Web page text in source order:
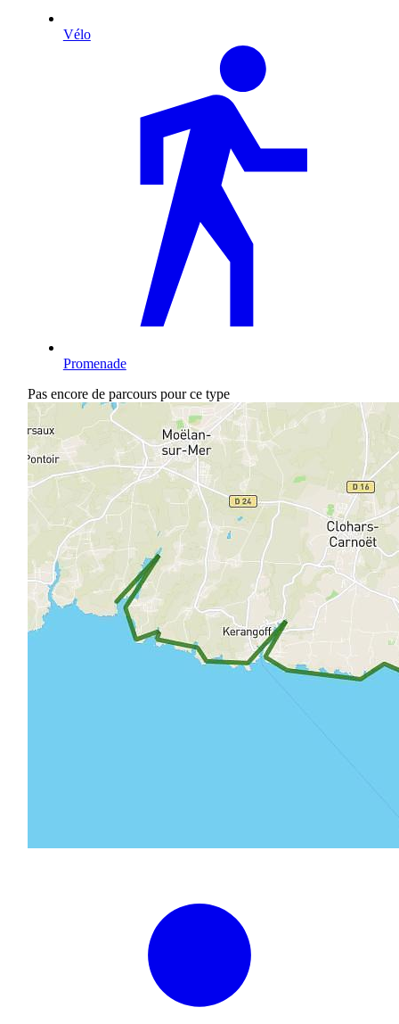
Vélo
Promenade
Pas encore de parcours pour ce type